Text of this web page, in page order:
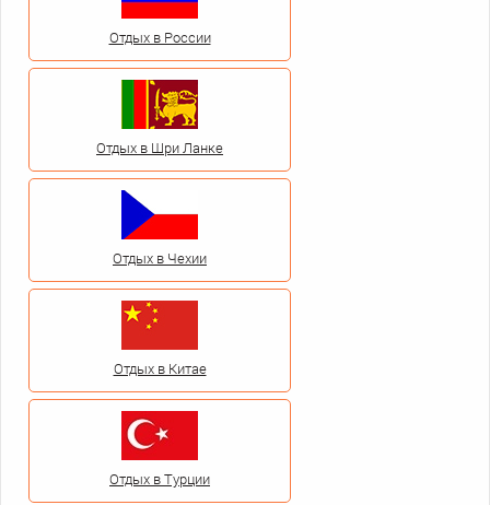
Отдых в России
Отдых в Шри Ланке
Отдых в Чехии
Отдых в Китае
Отдых в Турции